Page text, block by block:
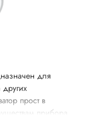
для
прост в
прибора
бензинового